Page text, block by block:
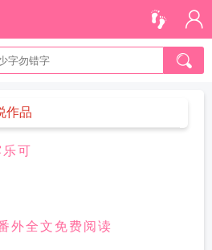
作品
可
外全文免费阅读